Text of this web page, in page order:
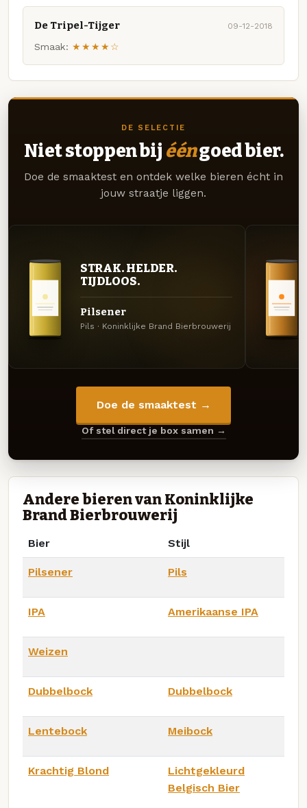
De Tripel-Tijger 09-12-2018
Smaak: ★★★★☆
DE SELECTIE
Niet stoppen bij ééngoed bier.
Doe de smaaktest en ontdek welke bieren écht in
jouw straatje liggen.
STRAK. HELDER.
TIJDLOOS.
Pilsener
Pils · Koninklijke Brand Bierbrouwerij
Doe de smaaktest →
Of stel direct je box samen →
Andere bieren van Koninklijke
Brand Bierbrouwerij
Bier Stijl
Pilsener Pils
IPA Amerikaanse IPA
Weizen
Dubbelbock Dubbelbock
Lentebock Meibock
Krachtig Blond
Lichtgekleurd
Belgisch Bier